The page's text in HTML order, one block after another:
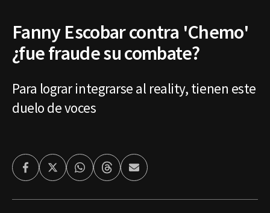
Fanny Escobar contra 'Chemo'
¿fue fraude su combate?
Para lograr integrarse al reality, tienen este
duelo de voces
FacebookTwitterWhatsappThreadsEnviar
por